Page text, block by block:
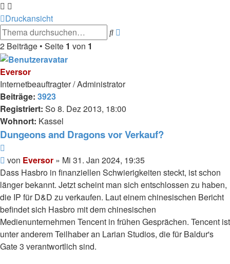
Druckansicht
Suche
2 Beiträge • Seite 1 von 1
Eversor
Internetbeauftragter / Administrator
Beiträge: 3923
Registriert: So 8. Dez 2013, 18:00
Wohnort: Kassel
Dungeons and Dragons vor Verkauf?
Beitrag
von Eversor » Mi 31. Jan 2024, 19:35
Dass Hasbro in finanziellen Schwierigkeiten steckt, ist schon
länger bekannt. Jetzt scheint man sich entschlossen zu haben,
die IP für D&D zu verkaufen. Laut einem chinesischen Bericht
befindet sich Hasbro mit dem chinesischen
Medienunternehmen Tencent in frühen Gesprächen. Tencent ist
unter anderem Teilhaber an Larian Studios, die für Baldur's
Gate 3 verantwortlich sind.